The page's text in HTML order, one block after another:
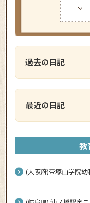
過去の日記
最近の日記
教
(大阪府)帝塚山学院幼